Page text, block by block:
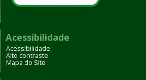
Acessibilidade
Acessibilidade
Alto contraste
Mapa do Site